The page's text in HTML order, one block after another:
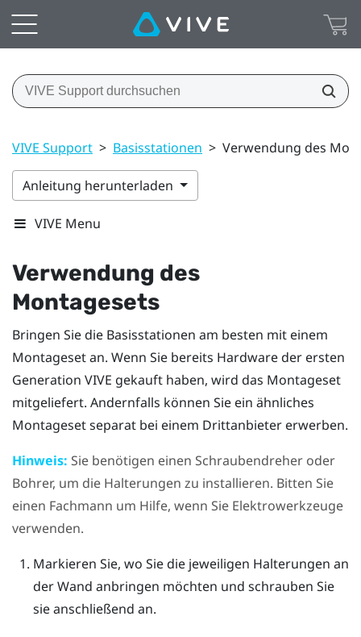
VIVE Support > Basisstationen > Verwendung des
Anleitung herunterladen
VIVE Menu
Verwendung des
Montagesets
Bringen Sie die Basisstationen am besten mit einem
Montageset an. Wenn Sie bereits Hardware der ersten
Generation VIVE gekauft haben, wird das Montageset
mitgeliefert. Andernfalls können Sie ein ähnliches
Montageset separat bei einem Drittanbieter erwerben.
Hinweis: Sie benötigen einen Schraubendreher oder
Bohrer, um die Halterungen zu installieren. Bitten Sie
einen Fachmann um Hilfe, wenn Sie Elektrowerkzeuge
verwenden.
Markieren Sie, wo Sie die jeweiligen Halterungen an
der Wand anbringen möchten und schrauben Sie
sie anschließend an.